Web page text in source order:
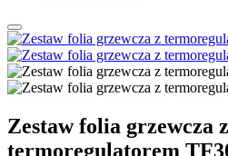
Zestaw folia grzewcza z
termoregulatorem